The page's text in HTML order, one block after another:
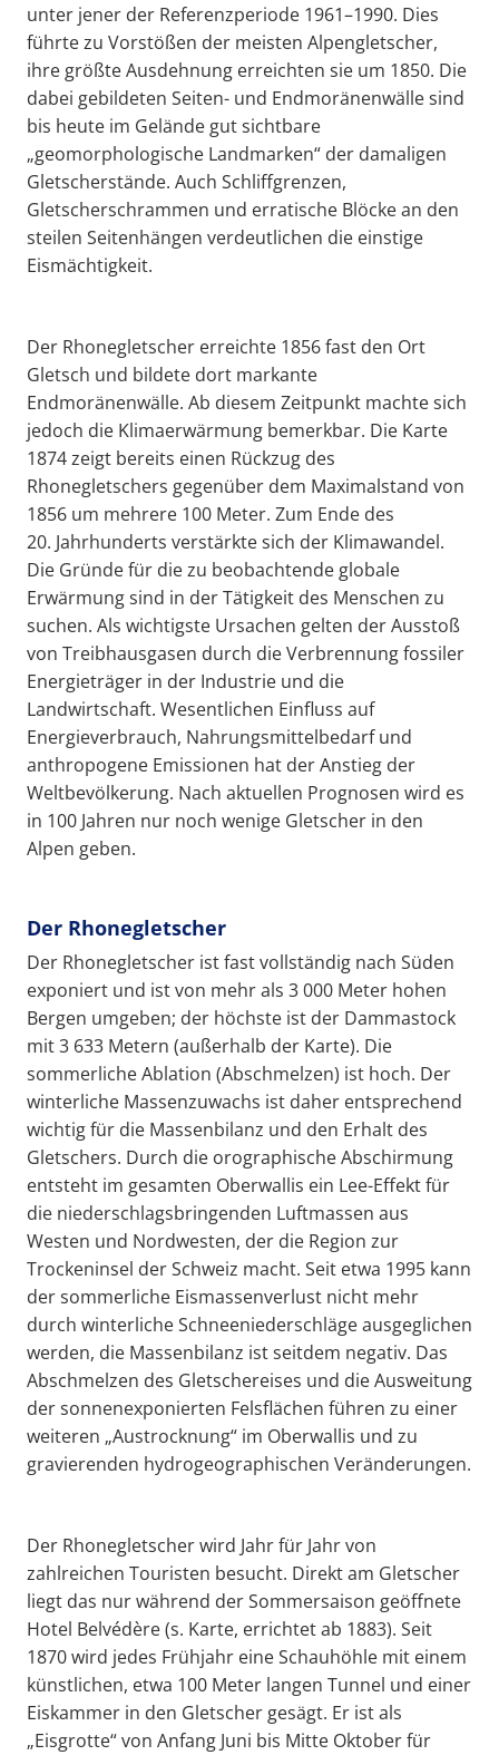
unter jener der Referenzperiode 1961–1990. Dies
führte zu Vorstößen der meisten Alpengletscher,
ihre größte Ausdehnung erreichten sie um 1850. Die
dabei gebildeten Seiten- und Endmoränenwälle sind
bis heute im Gelände gut sichtbare
„geomorphologische Landmarken“ der damaligen
Gletscherstände. Auch Schliffgrenzen,
Gletscherschrammen und erratische Blöcke an den
steilen Seitenhängen verdeutlichen die einstige
Eismächtigkeit.
Der Rhonegletscher erreichte 1856 fast den Ort
Gletsch und bildete dort markante
Endmoränenwälle. Ab diesem Zeitpunkt machte sich
jedoch die Klimaerwärmung bemerkbar. Die Karte
1874 zeigt bereits einen Rückzug des
Rhonegletschers gegenüber dem Maximalstand von
1856 um mehrere 100 Meter. Zum Ende des
20. Jahrhunderts verstärkte sich der Klimawandel.
Die Gründe für die zu beobachtende globale
Erwärmung sind in der Tätigkeit des Menschen zu
suchen. Als wichtigste Ursachen gelten der Ausstoß
von Treibhausgasen durch die Verbrennung fossiler
Energieträger in der Industrie und die
Landwirtschaft. Wesentlichen Einfluss auf
Energieverbrauch, Nahrungsmittelbedarf und
anthropogene Emissionen hat der Anstieg der
Weltbevölkerung. Nach aktuellen Prognosen wird es
in 100 Jahren nur noch wenige Gletscher in den
Alpen geben.
Der Rhonegletscher
Der Rhonegletscher ist fast vollständig nach Süden
exponiert und ist von mehr als 3 000 Meter hohen
Bergen umgeben; der höchste ist der Dammastock
mit 3 633 Metern (außerhalb der Karte). Die
sommerliche Ablation (Abschmelzen) ist hoch. Der
winterliche Massenzuwachs ist daher entsprechend
wichtig für die Massenbilanz und den Erhalt des
Gletschers. Durch die orographische Abschirmung
entsteht im gesamten Oberwallis ein Lee-Effekt für
die niederschlagsbringenden Luftmassen aus
Westen und Nordwesten, der die Region zur
Trockeninsel der Schweiz macht. Seit etwa 1995 kann
der sommerliche Eismassenverlust nicht mehr
durch winterliche Schneeniederschläge ausgeglichen
werden, die Massenbilanz ist seitdem negativ. Das
Abschmelzen des Gletschereises und die Ausweitung
der sonnenexponierten Felsflächen führen zu einer
weiteren „Austrocknung“ im Oberwallis und zu
gravierenden hydrogeographischen Veränderungen.
Der Rhonegletscher wird Jahr für Jahr von
zahlreichen Touristen besucht. Direkt am Gletscher
liegt das nur während der Sommersaison geöffnete
Hotel Belvédère (s. Karte, errichtet ab 1883). Seit
1870 wird jedes Frühjahr eine Schauhöhle mit einem
künstlichen, etwa 100 Meter langen Tunnel und einer
Eiskammer in den Gletscher gesägt. Er ist als
„Eisgrotte“ von Anfang Juni bis Mitte Oktober für